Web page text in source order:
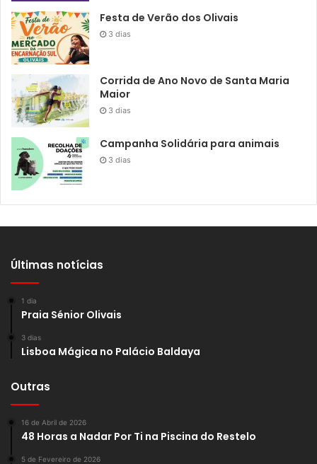
Festa de Verão dos Olivais
3 dias
Corrida de Ano Novo de Santa Maria
Maior
3 dias
Campanha Solidária para animais
3 dias
Últimas notícias
1 dia
Praia Sénior Olivais
3 dias
Lisboa Mágica no Palácio Baldaya
Outras
16 de Abril de 2026
48 Horas a Nadar Por Ti na Piscina do Restelo
5 de Fevereiro de 2026